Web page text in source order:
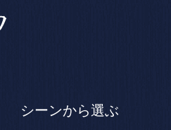
シーンから選ぶ